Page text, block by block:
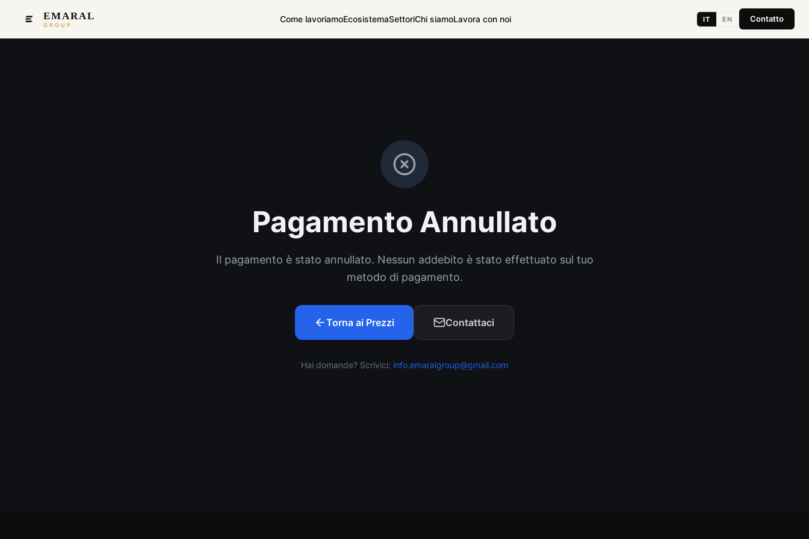
EMARAL
GROUP
Come lavoriamoEcosistemaSettoriChi siamoLavora con noi IT EN Contatto
Pagamento Annullato
Il pagamento è stato annullato. Nessun addebito è stato effettuato sul tuo
metodo di pagamento.
Torna ai Prezzi Contattaci
Hai domande? Scrivici: info.emaralgroup@gmail.com